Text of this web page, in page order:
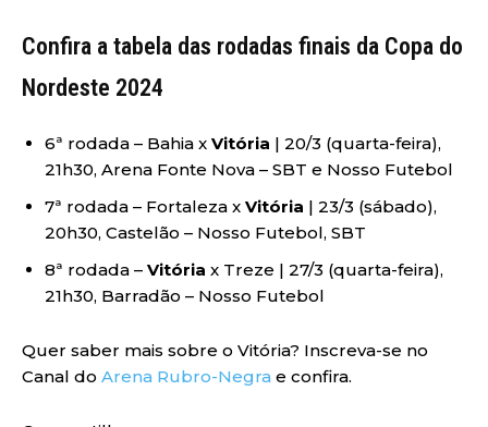
Confira a tabela das rodadas finais da Copa do
Nordeste 2024
6ª rodada – Bahia x Vitória | 20/3 (quarta-feira),
21h30, Arena Fonte Nova – SBT e Nosso Futebol
7ª rodada – Fortaleza x Vitória | 23/3 (sábado),
20h30, Castelão – Nosso Futebol, SBT
8ª rodada – Vitória x Treze | 27/3 (quarta-feira),
21h30, Barradão – Nosso Futebol
Quer saber mais sobre o Vitória? Inscreva-se no
Canal do Arena Rubro-Negra e confira.